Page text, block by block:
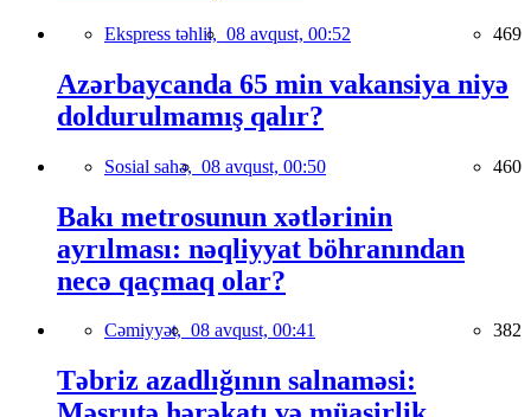
Ekspress təhlil, 08 avqust, 00:52 469
Azərbaycanda 65 min vakansiya niyə
doldurulmamış qalır?
Sosial sahə, 08 avqust, 00:50 460
Bakı metrosunun xətlərinin
ayrılması: nəqliyyat böhranından
necə qaçmaq olar?
Cəmiyyət, 08 avqust, 00:41 382
Təbriz azadlığının salnaməsi: